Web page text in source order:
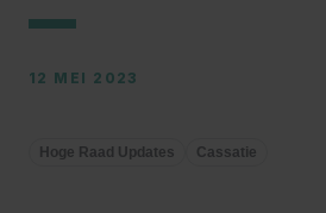
12 MEI 2023
Hoge Raad Updates Cassatie